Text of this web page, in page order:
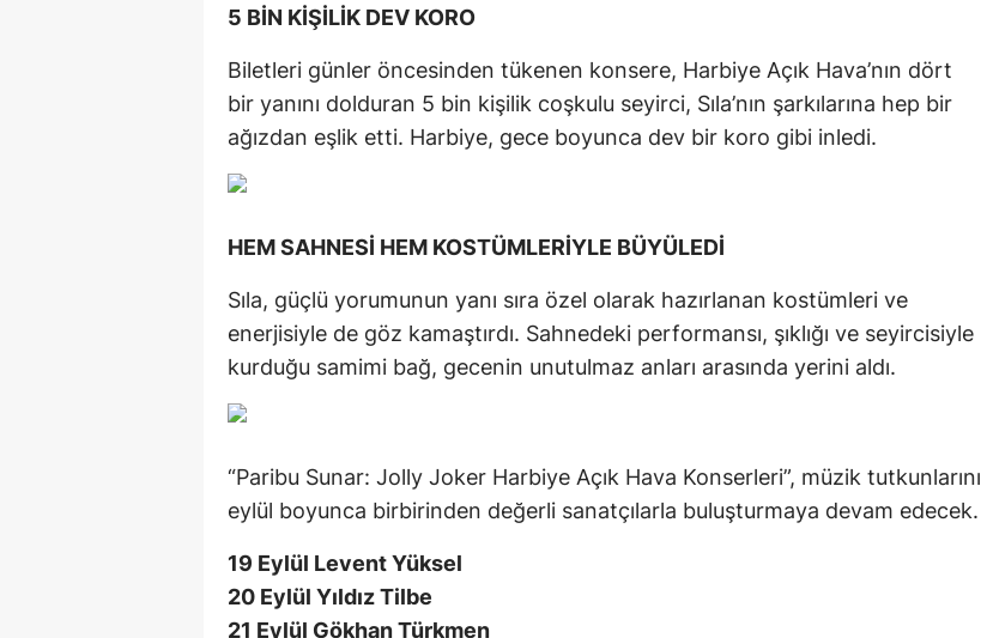
5 BİN KİŞİLİK DEV KORO
Biletleri günler öncesinden tükenen konsere, Harbiye Açık Hava’nın dört
bir yanını dolduran 5 bin kişilik coşkulu seyirci, Sıla’nın şarkılarına hep bir
ağızdan eşlik etti. Harbiye, gece boyunca dev bir koro gibi inledi.
HEM SAHNESİ HEM KOSTÜMLERİYLE BÜYÜLEDİ
Sıla, güçlü yorumunun yanı sıra özel olarak hazırlanan kostümleri ve
enerjisiyle de göz kamaştırdı. Sahnedeki performansı, şıklığı ve seyircisiyle
kurduğu samimi bağ, gecenin unutulmaz anları arasında yerini aldı.
“Paribu Sunar: Jolly Joker Harbiye Açık Hava Konserleri”, müzik tutkunlarını
eylül boyunca birbirinden değerli sanatçılarla buluşturmaya devam edecek.
19 Eylül Levent Yüksel
20 Eylül Yıldız Tilbe
21 Eylül Gökhan Türkmen